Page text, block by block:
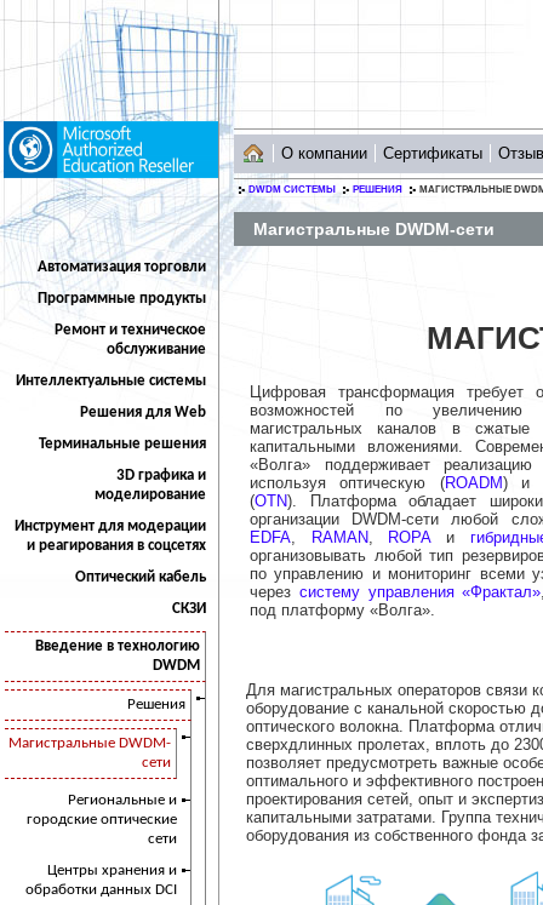
Автоматизация торговли
Программные продукты
Ремонт и техническое
обслуживание
Интеллектуальные системы
Решения для Web
Терминальные решения
3D графика и
моделирование
Инструмент для модерации
и реагирования в соцсетях
Оптический кабель
СКЗИ
Введение в технологию
DWDM
Решения
Магистральные DWDM-
сети
Региональные и
городские оптические
сети
Центры хранения и
обработки данных DCI
О компании Сертификаты
DWDM СИСТЕМЫ РЕШЕНИЯ МАГИСТРАЛЬНЫЕ
Магистральные DWDM-сети
Цифровая трансформация требует
возможностей по увеличению
магистральных каналов в
капитальными вложениями.
«Волга» поддерживает
используя оптическую (ROADM) и
(OTN). Платформа обладает
организации DWDM-сети любой
EDFA
RAMAN ROPAи
организовывать любой тип
по управлению и мониторинг всеми
через систему управления «Фрактал»
под платформу «Волга».
Для магистральных операторов связи
оборудование с канальной скоростью
оптического волокна. Платформа
сверхдлинных пролетах, вплоть до
позволяет предусмотреть важные
оптимального и эффективного
проектирования сетей, опыт и
капитальными затратами. Группа
оборудования из собственного фонда